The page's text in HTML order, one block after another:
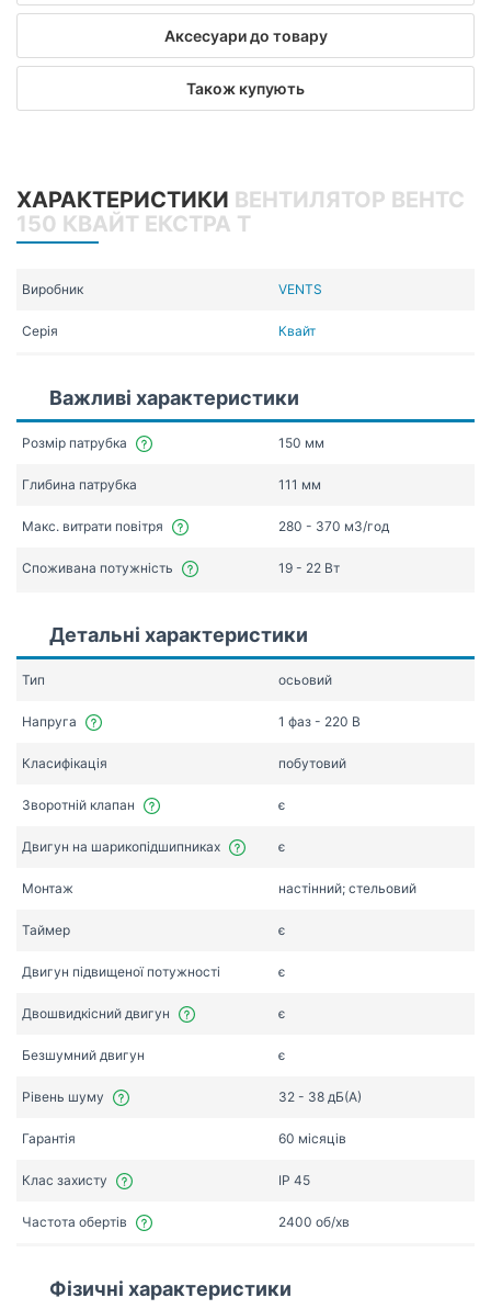
Аксесуари до товару
Також купують
ХАРАКТЕРИСТИКИ ВЕНТИЛЯТОР ВЕНТС
150 КВАЙТ ЕКСТРА Т
Виробник VENTS
Серія Квайт
Важливі характеристики
Розмір патрубка 150 мм
Глибина патрубка 111 мм
Макс. витрати повітря 280 - 370 мЗ/год
Споживана потужність 19 - 22 Вт
Детальні характеристики
Тип осьовий
Напруга 1 фаз - 220 В
Класифікація побутовий
Зворотній клапан є
Двигун на шарикопідшипниках є
Монтаж настінний; стельовий
Таймер є
Двигун підвищеної потужності є
Двошвидкісний двигун є
Безшумний двигун є
Рівень шуму 32 - 38 дБ(А)
Гарантія 60 місяців
Клас захисту IP 45
Частота обертів 2400 об/хв
Фізичні характеристики